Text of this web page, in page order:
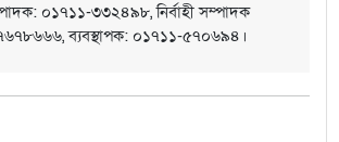
০১৭১১-৩৩২৪৯৮, নির্বাহী সম্পাদক
ব্যবস্থাপক: ০১৭১১-৫৭০৬৯৪।